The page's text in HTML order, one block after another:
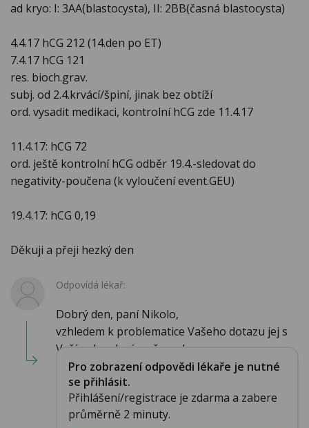
ad kryo: I: 3AA(blastocysta), II: 2BB(časná blastocysta)
4.4.17 hCG 212 (14.den po ET)
7.4.17 hCG 121
res. bioch.grav.
subj. od 2.4.krvácí/špiní, jinak bez obtíží
ord. vysadit medikaci, kontrolní hCG zde 11.4.17
11.4.17: hCG 72
ord. ještě kontrolní hCG odběr 19.4.-sledovat do
negativity-poučena (k vyloučení event.GEU)
19.4.17: hCG 0,19
Děkuji a přeji hezký den
Odpovídá lékař:
Dobrý den, paní Nikolo,
vzhledem k problematice Vašeho dotazu jej s
Vaším dovolením přenech...
Pro zobrazení odpovědi lékaře je nutné
se přihlásit.
Přihlášení/registrace je zdarma a zabere
průměrně 2 minuty.